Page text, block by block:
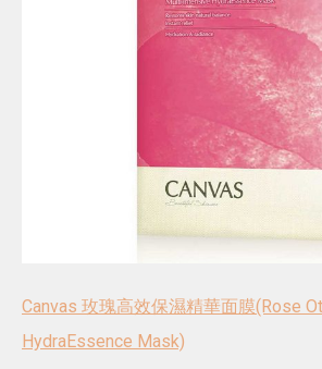
Canvas 玫瑰高效保濕精華面膜(Rose
HydraEssence Mask)